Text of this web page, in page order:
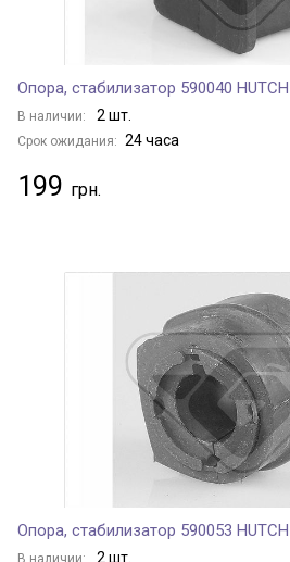
Опора, стабилизатор 590040
В наличии: 2 шт.
Срок ожидания: 24 часа
199
Опора, стабилизатор 590053
В наличии: 2 шт.